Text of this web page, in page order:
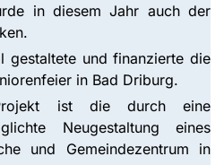
in diesem Jahr auch der
gestaltete und finanzierte die
in Bad Driburg.
ist die durch eine
Neugestaltung eines
und Gemeindezentrum in